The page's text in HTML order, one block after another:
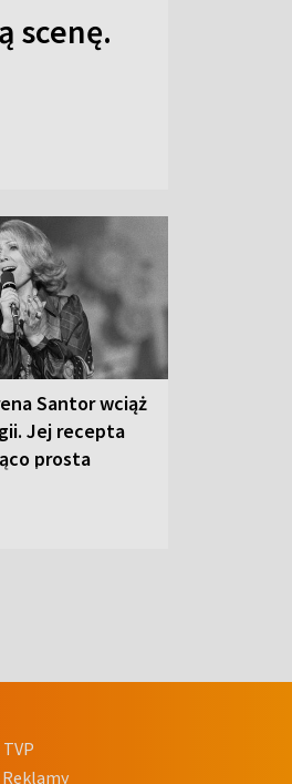
scenę.
Santor wciąż
Jej recepta
prosta